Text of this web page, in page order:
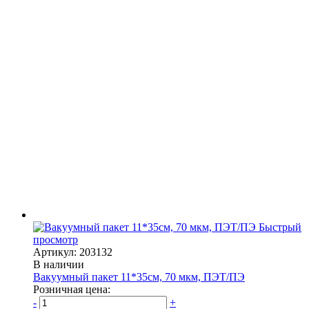
Быстрый
просмотр
Артикул: 203132
В наличии
Вакуумный пакет 11*35см, 70 мкм, ПЭТ/ПЭ
Розничная цена:
-
+